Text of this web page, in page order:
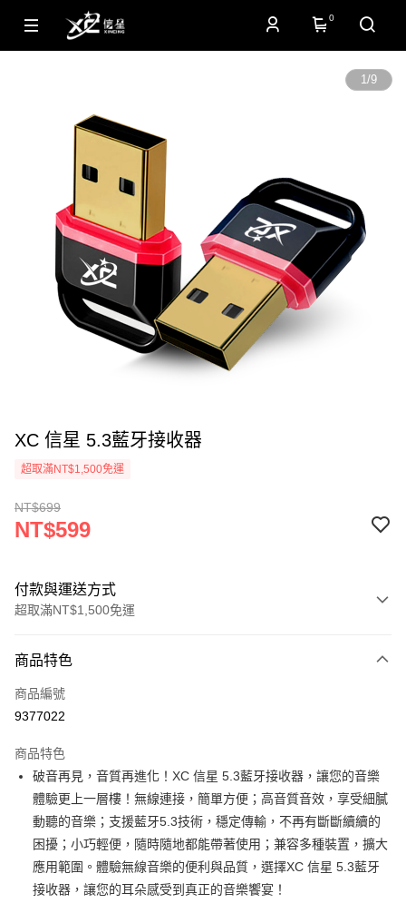
0
1/9
XC 信星 5.3藍牙接收器
超取滿NT$1,500免運
NT$699
NT$599
付款與運送方式
超取滿NT$1,500免運
信用卡一次付款
信用卡分期付款
合作金庫商業銀行
華南商業銀行
彰化商業銀行
上海商業儲蓄銀行
台北富邦商業銀行
國泰世華商業銀行
兆豐國際商業銀行
臺灣中小企業銀行
台中商業銀行
匯豐（台灣）商業銀行
華泰商業銀行
聯邦商業銀行
遠東國際商業銀行
元大商業銀行
永豐商業銀行
6 期 0 利率 每期
華南商業銀行
彰化商業銀行
上海商業儲蓄銀行
台北富邦商業銀行
國泰世華商業銀行
兆豐國際商業銀行
臺灣中小企業銀行
台中商業銀行
匯豐（台灣）商業銀行
華泰商業銀行
超商取貨付款
LINE Pay
街口支付
悠遊付
商品特色
商品編號
9377022
商品特色
破音再見，音質再進化！XC 信星 5.3藍牙接收器，讓您的音樂
體驗更上一層樓！無線連接，簡單方便；高音質音效，享受細膩
動聽的音樂；支援藍牙5.3技術，穩定傳輸，不再有斷斷續續的
困擾；小巧輕便，隨時隨地都能帶著使用；兼容多種裝置，擴大
應用範圍。體驗無線音樂的便利與品質，選擇XC 信星 5.3藍牙
接收器，讓您的耳朵感受到真正的音樂饗宴！